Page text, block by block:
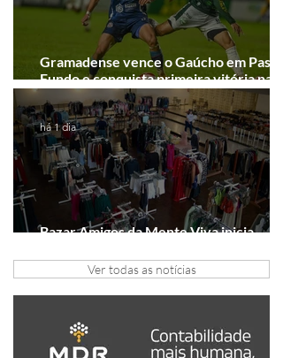
Gramadense vence o Gaúcho em Passo
Fundo e conquista primeira vitória na
Série A2
Bazar Amigos da Mente Viva inicia
há 1 dia
Ver todas as notícias